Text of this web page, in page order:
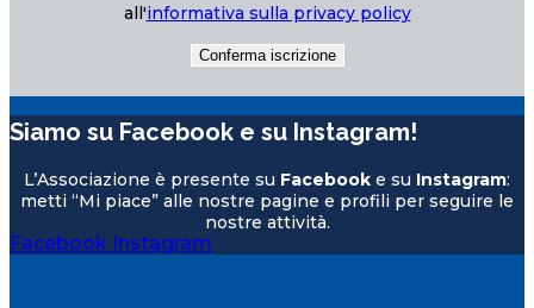
all'informativa sulla privacy policy
Siamo su Facebook e su Instagram!
L’Associazione è presente su Facebook e su Instagram:
metti “Mi piace” alle nostre pagine e profili per seguire le
nostre attività.
Facebook Instagram